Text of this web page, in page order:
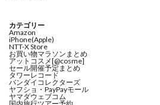
カテゴリー
Amazon
iPhone(Apple)
NTT-X Store
お買い物マラソンまとめ
アットコスメ[@cosme]
セール開催予定まとめ
タワーレコード
バンダイコレクターズ
ヤフショ・PayPayモール
ヤマダウェブコム